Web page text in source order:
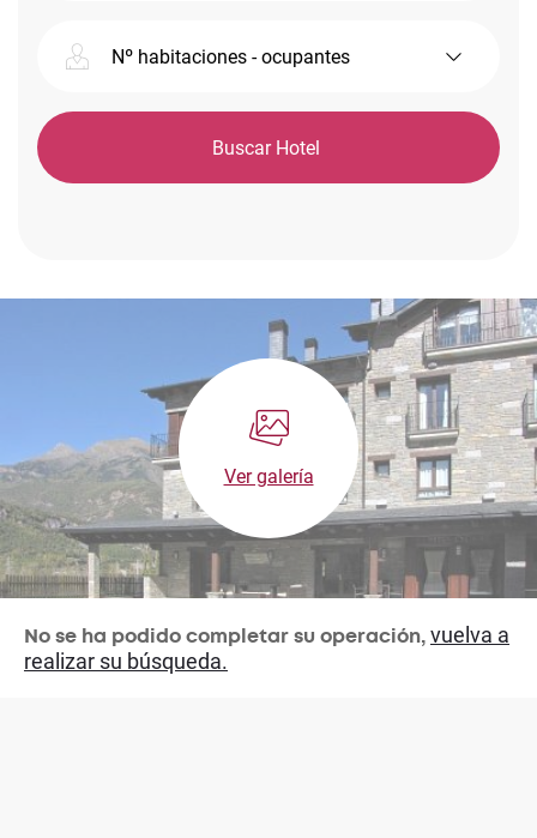
Nº habitaciones - ocupantes
Ver galería
No se ha podido completar su operación,vuelva a
realizar su búsqueda.